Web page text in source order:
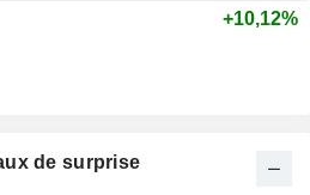
+10,12%
de surprise